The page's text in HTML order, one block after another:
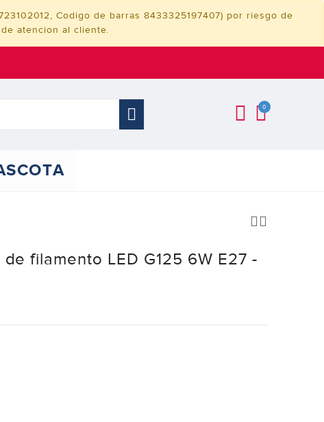
Codigo de barras 8433325197407) por riesgo de
atencion al cliente.
0
filamento LED G125 6W E27 -